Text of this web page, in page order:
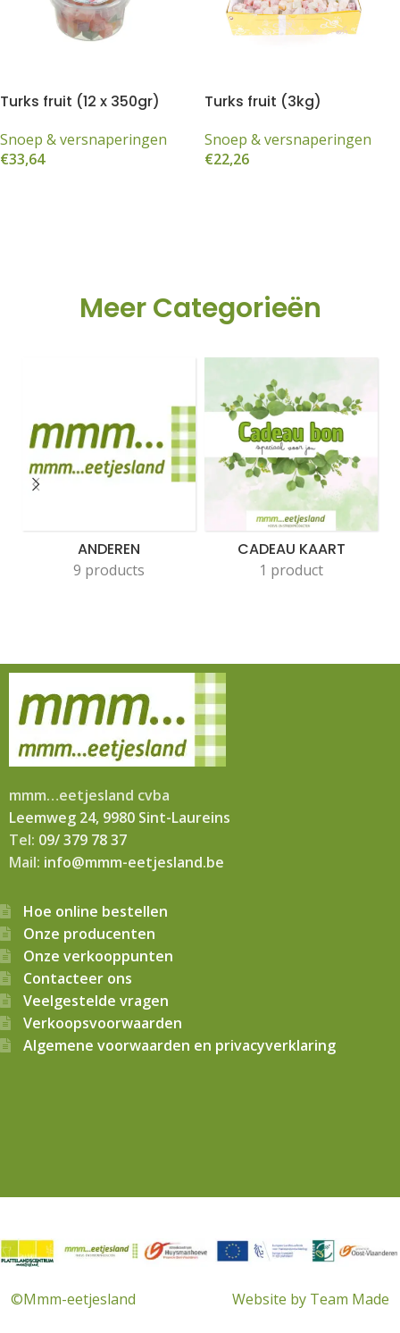
Turks fruit (12 x 350gr)
Snoep & versnaperingen
€33,64
Turks fruit (3kg)
Snoep & versnaperingen
€22,26
Meer Categorieën
ANDEREN
9 products
CADEAU KAART
1 product
mmm…eetjesland cvba
Leemweg 24, 9980 Sint-Laureins
Tel: 09/ 379 78 37
Mail: info@mmm-eetjesland.be
Hoe online bestellen
Onze producenten
Onze verkooppunten
Contacteer ons
Veelgestelde vragen
Verkoopsvoorwaarden
Algemene voorwaarden en privacyverklaring
©Mmm-eetjesland Website by Team Made